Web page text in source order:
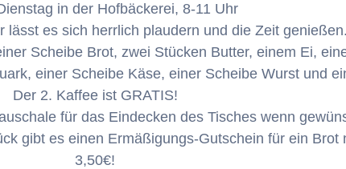
in der Hofbäckerei, 8-11 Uhr
es sich herrlich plaudern und die Zeit
Scheibe Brot, zwei Stücken Butter, einem Ei,
einer Scheibe Käse, einer Scheibe Wurst und
Der 2. Kaffee ist GRATIS!
für das Eindecken des Tisches wenn
gibt es einen Ermäßigungs-Gutschein für ein Brot
3,50€!